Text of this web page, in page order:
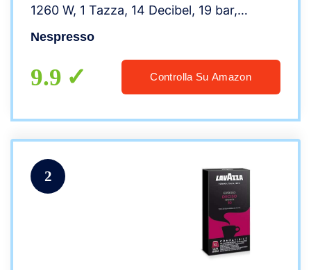
1260 W, 1 Tazza, 14 Decibel, 19 bar,
Plastica, Nero (Black)
Nespresso
9.9 Controlla Su Amazon
2